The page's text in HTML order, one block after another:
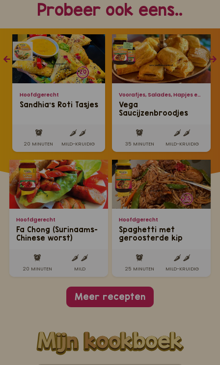
Probeer ook eens..
Hoofdgerecht
Sandhia’s Roti Tasjes
20 MINUTEN MILD-KRUIDIG
Hoofdgerecht
Fa Chong (Surinaams-
Chinese worst)
20 MINUTEN MILD
Voorafjes, Salades, Hapjes en Lekkernijen
Vega
Saucijzenbroodjes
35 MINUTEN MILD-KRUIDIG
Hoofdgerecht
Spaghetti met
geroosterde kip
25 MINUTEN MILD-KRUIDIG
Meer recepten